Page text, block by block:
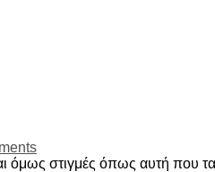
όμως στιγμές όπως αυτή που